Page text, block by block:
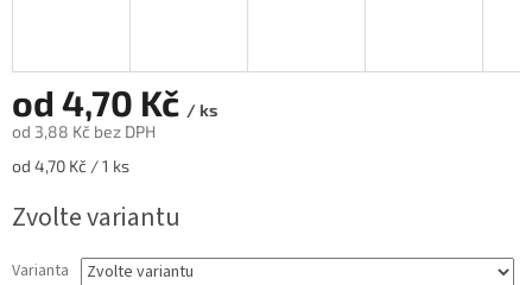
od 4,70 Kč / ks
od 3,88 Kč bez DPH
Měrná
od 4,70 Kč / 1 ks
Zvolte variantu
Varianta